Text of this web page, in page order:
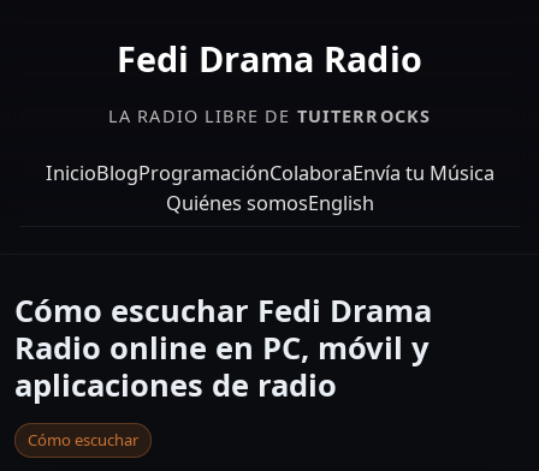
Fedi Drama Radio
LA RADIO LIBRE DE TUITERROCKS
InicioBlogProgramaciónColaboraEnvía tu Música
Quiénes somosEnglish
Cómo escuchar Fedi Drama
Radio online en PC, móvil y
aplicaciones de radio
Cómo escuchar